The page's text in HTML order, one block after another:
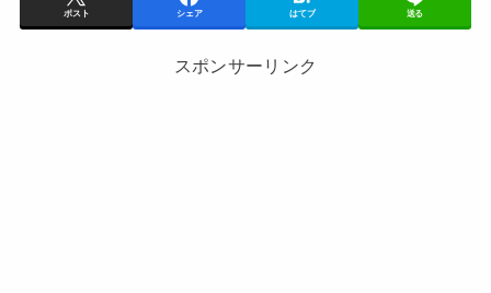
ポスト シェア はてブ 送る
スポンサーリンク